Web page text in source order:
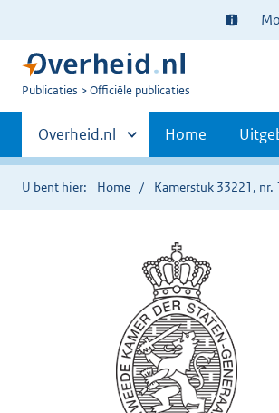
Ter
U
Publicaties Officiële publicaties
Primaire
navigatie
Andere
sites
binnen
Overheid.nl Home
U bent hier: Home Kamerstuk 33221, nr.